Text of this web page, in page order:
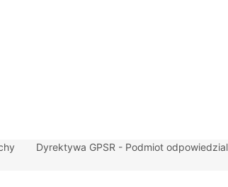
Dyrektywa GPSR - Podmiot